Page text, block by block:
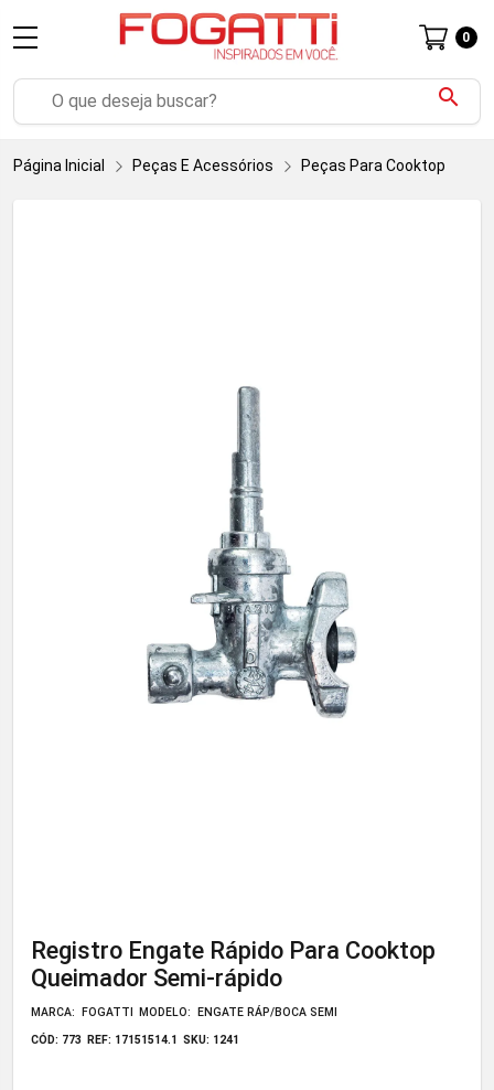
search
0
Página Inicial Peças E Acessórios Peças Para Cooktop
Registro Engate Rápido Para Cooktop
Queimador Semi-rápido
MARCA: FOGATTI MODELO: ENGATE RÁP/BOCA SEMI
CÓD: 773 REF: 17151514.1 SKU: 1241